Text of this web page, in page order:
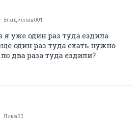
Владислав001
я уже один раз туда ездила
один раз туда ехать нужно
два раза туда ездили?
Лика33